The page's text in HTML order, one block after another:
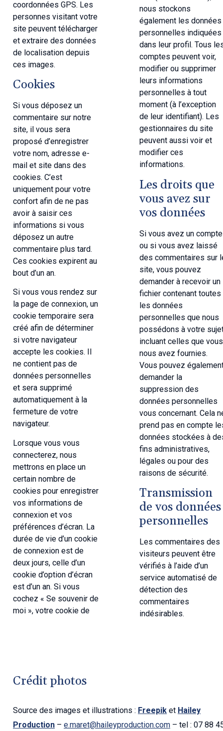
coordonnées GPS. Les
personnes visitant votre
site peuvent télécharger
et extraire des données
de localisation depuis
ces images.
Cookies
Si vous déposez un
commentaire sur notre
site, il vous sera
proposé d’enregistrer
votre nom, adresse e-
mail et site dans des
cookies. C’est
uniquement pour votre
confort afin de ne pas
avoir à saisir ces
informations si vous
déposez un autre
commentaire plus tard.
Ces cookies expirent au
bout d’un an.
Si vous vous rendez sur
la page de connexion, un
cookie temporaire sera
créé afin de déterminer
si votre navigateur
accepte les cookies. Il
ne contient pas de
données personnelles
et sera supprimé
automatiquement à la
fermeture de votre
navigateur.
Lorsque vous vous
connecterez, nous
mettrons en place un
certain nombre de
cookies pour enregistrer
vos informations de
connexion et vos
préférences d’écran. La
durée de vie d’un cookie
de connexion est de
deux jours, celle d’un
cookie d’option d’écran
est d’un an. Si vous
cochez « Se souvenir de
moi », votre cookie de
nous stockons
également les données
personnelles indiquées
dans leur profil. Tous
comptes peuvent voir,
modifier ou supprimer
leurs informations
personnelles à tout
moment (à l’exception
de leur identifiant). Les
gestionnaires du site
peuvent aussi voir et
modifier ces
informations.
Les droits que
vous avez sur
vos données
Si vous avez un compte
ou si vous avez laissé
des commentaires sur
site, vous pouvez
demander à recevoir un
fichier contenant toutes
les données
personnelles que nous
possédons à votre
incluant celles que vous
nous avez fournies.
Vous pouvez
demander la
suppression des
données personnelles
vous concernant. Cela
prend pas en compte
données stockées à
fins administratives,
légales ou pour des
raisons de sécurité.
Transmission
de vos données
personnelles
Les commentaires des
visiteurs peuvent être
vérifiés à l’aide d’un
service automatisé de
détection des
commentaires
indésirables.
Crédit photos
Source des images et illustrations : Freepik et Hailey
Production – e.maret@haileyproduction.com – tel : 07 88